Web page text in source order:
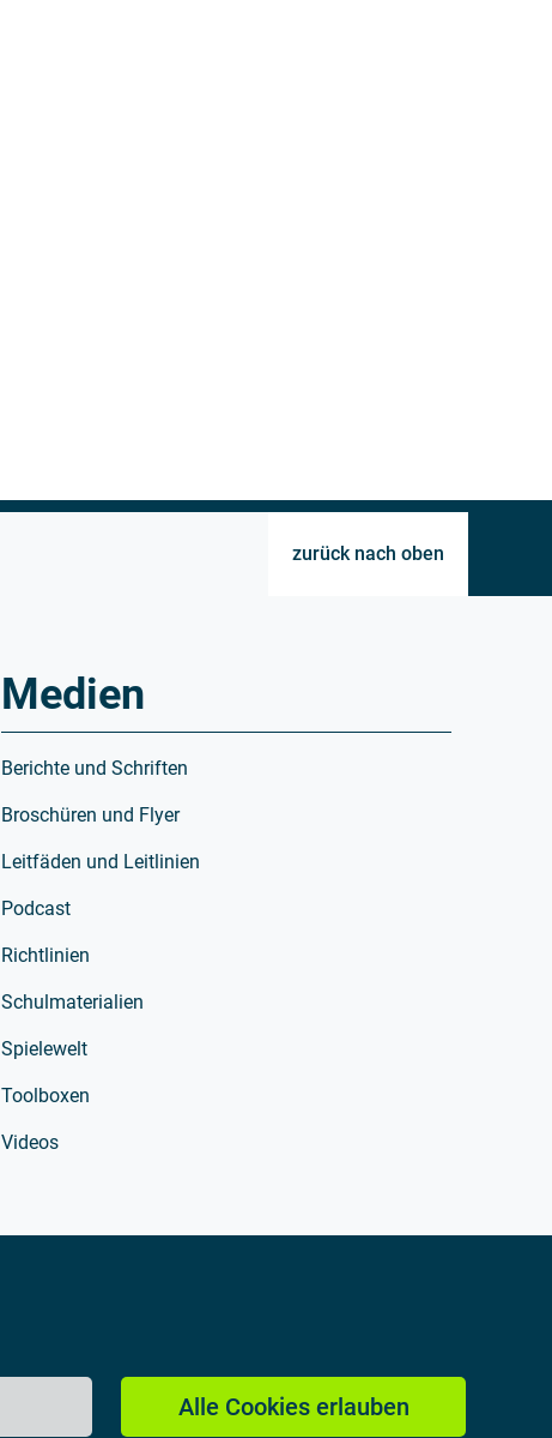
Alle Cookies erlauben
zurück nach oben
Medien
Berichte und Schriften
Broschüren und Flyer
Leitfäden und Leitlinien
Podcast
Richtlinien
Schulmaterialien
Spielewelt
Toolboxen
Videos